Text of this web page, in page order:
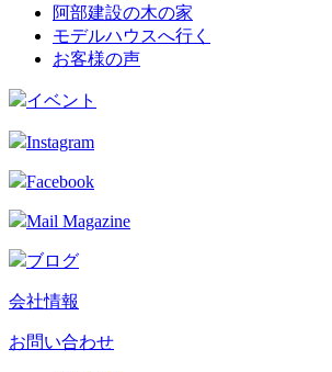
阿部建設の木の家
モデルハウスへ行く
お客様の声
イベント
Instagram
Facebook
Mail Magazine
ブログ
会社情報
お問い合わせ